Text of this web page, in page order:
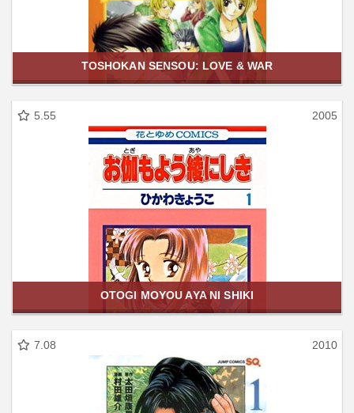
TOSHOKAN SENSOU: LOVE & WAR
5.55 2005
OTOGI MOYOU AYA NI SHIKI
7.08 2010